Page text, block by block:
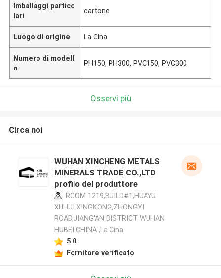
Imballaggi partico
lari
cartone
Luogo di origine La Cina
Numero di modell
o
PH150, PH300, PVC150, PVC300
Osservi più
Circa noi
WUHAN XINCHENG METALS
MINERALS TRADE CO.,LTD
profilo del produttore
ROOM 1219,BUILD#1,HUAYU-
XUHUI XINGKONG,ZHONGYI
ROAD,JIANG'AN DISTRICT WUHAN
HUBEI CHINA ,La Cina
5.0
Fornitore verificato